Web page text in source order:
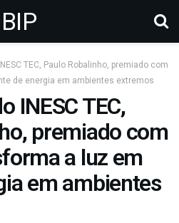
BIP
TEC, Paulo Robalinho, premiado com
de energia em ambientes extremos
INESC TEC,
premiado com
a luz em
em ambientes